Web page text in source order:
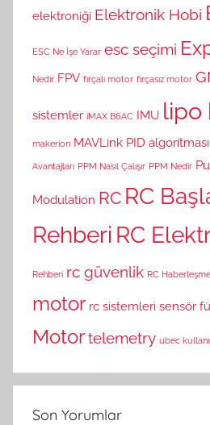
elektroniği Elektronik Hobi
ESC Ne İşe Yarar esc seçimi
Nedir FPV fırçalı motor fırçasız motor
sistemler iMAX B6AC IMU lipo
makerion MAVLink PID algoritması
Avantajları PPM Nasıl Çalışır PPM Nedir
Modulation RC RC
Rehberi RC
Rehberi rc güvenlik RC
motor rc sistemleri sensör
Motortelemetry ubec
Son Yorumlar